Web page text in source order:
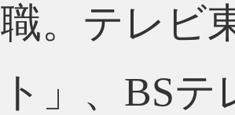
職。テレビ
ト」、BS